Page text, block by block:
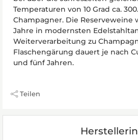
Temperaturen von 10 Grad ca.
Champagner. Die Reserveweine
Jahre in modernsten
Weiterverarbeitung zu
Flaschengärung dauert je nach
und fünf Jahren.
Teilen